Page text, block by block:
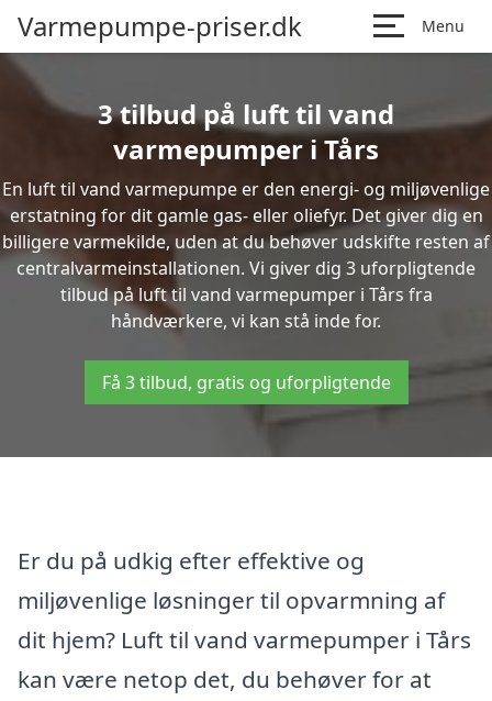
Varmepumpe-priser.dk Menu
3 tilbud på luft til vand
varmepumper i Tårs
En luft til vand varmepumpe er den energi- og miljøvenlige
erstatning for dit gamle gas- eller oliefyr. Det giver dig en
billigere varmekilde, uden at du behøver udskifte resten af
centralvarmeinstallationen. Vi giver dig 3 uforpligtende
tilbud på luft til vand varmepumper i Tårs fra
håndværkere, vi kan stå inde for.
Få 3 tilbud, gratis og uforpligtende
Er du på udkig efter effektive og
miljøvenlige løsninger til opvarmning af
dit hjem? Luft til vand varmepumper i Tårs
kan være netop det, du behøver for at